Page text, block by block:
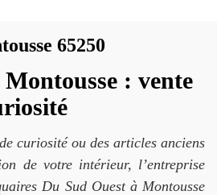
65250
: vente
curiosité ou des articles anciens
de votre intérieur, l’entreprise
Du Sud Ouest à Montousse